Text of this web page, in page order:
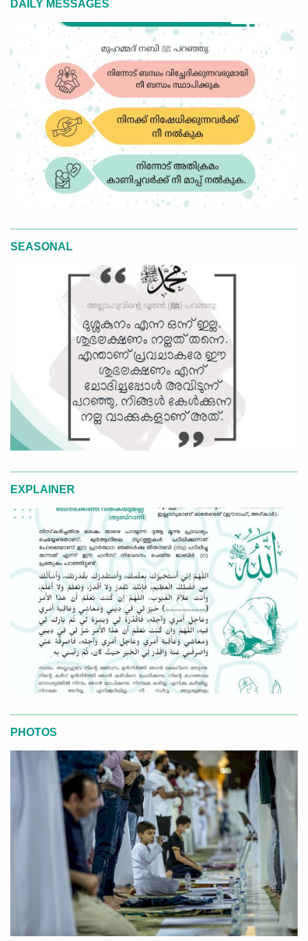
DAILY MESSAGES
SEASONAL
EXPLAINER
PHOTOS